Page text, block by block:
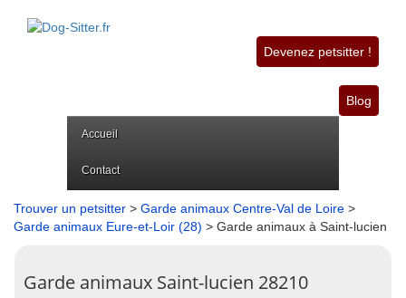
Devenez petsitter !
Blog
Accueil
Contact
Trouver un petsitter > Garde animaux Centre-Val de Loire >
Garde animaux Eure-et-Loir (28) > Garde animaux à Saint-lucien
Garde animaux Saint-lucien 28210